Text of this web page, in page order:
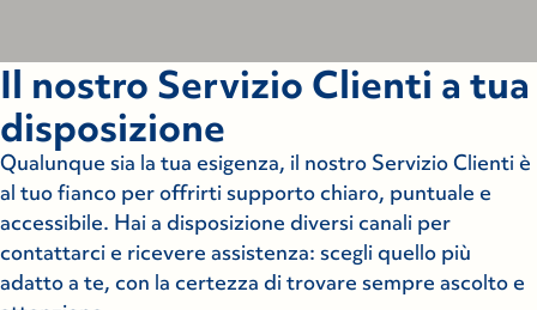
Il nostro Servizio Clienti a tua
disposizione
Qualunque sia la tua esigenza, il nostro Servizio Clienti è
al tuo fianco per offrirti supporto chiaro, puntuale e
accessibile. Hai a disposizione diversi canali per
contattarci e ricevere assistenza: scegli quello più
adatto a te, con la certezza di trovare sempre ascolto e